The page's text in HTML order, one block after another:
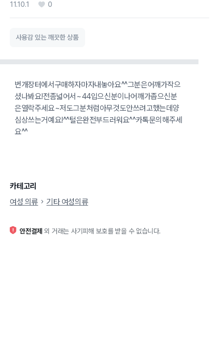
11.10.1 0
사용감 있는 깨끗한 상품
번개장터에서구매하자마자내놓아요^^그분은어깨가작으
셨나봐요!전좀넓어서~44입으신분이나어깨가좁으신분
은열락주세요~저도그분처럼아무것도안쓰려고했는데양
심상쓰는거예요!^^털은완전부드러워요^^카톡문의해주세
요^^
카테고리
여성 의류
기타 여성의류
안전결제 외 거래는 사기피해 보호를 받을 수 없습니다.